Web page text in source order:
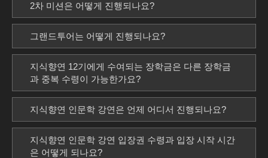
2차 미션은 어떻게 진행되나요?
그랜드투어는 어떻게 진행되나요?
지식향연 12기에게 수여되는 장학금은 다른 장학금
과 중복 수령이 가능한가요?
지식향연 인문학 강연은 언제 어디서 진행되나요?
지식향연 인문학 강연 입장권 수령과 입장 시작 시간
은 어떻게 되나요?